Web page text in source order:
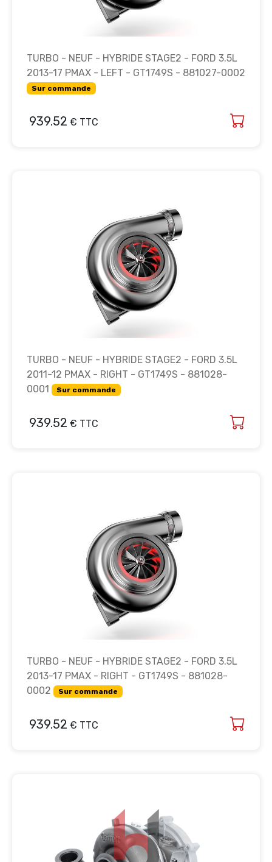
TURBO - NEUF - HYBRIDE STAGE2 - FORD 3.5L
2013-17 PMAX - LEFT - GT1749S - 881027-0002
Sur commande
939.52 € TTC
TURBO - NEUF - HYBRIDE STAGE2 - FORD 3.5L
2011-12 PMAX - RIGHT - GT1749S - 881028-
0001
Sur commande
939.52 € TTC
TURBO - NEUF - HYBRIDE STAGE2 - FORD 3.5L
2013-17 PMAX - RIGHT - GT1749S - 881028-
0002
Sur commande
939.52 € TTC